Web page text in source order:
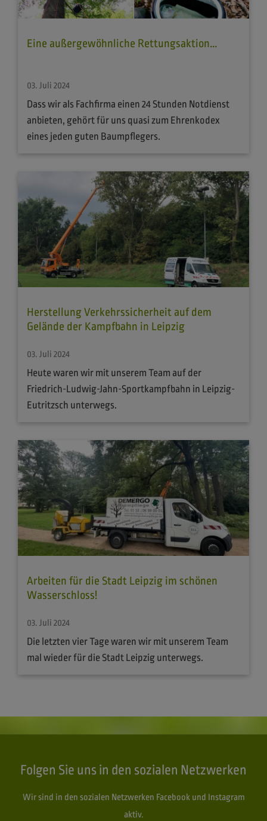
Eine außergewöhnliche Rettungsaktion...
03. Juli 2024
Dass wir als Fachfirma einen 24 Stunden Notdienst
anbieten, gehört für uns quasi zum Ehrenkodex
eines jeden guten Baumpflegers.
Herstellung Verkehrssicherheit auf dem
Gelände der Kampfbahn in Leipzig
03. Juli 2024
Heute waren wir mit unserem Team auf der
Friedrich-Ludwig-Jahn-Sportkampfbahn in Leipzig-
Eutritzsch unterwegs.
Arbeiten für die Stadt Leipzig im schönen
Wasserschloss!
03. Juli 2024
Die letzten vier Tage waren wir mit unserem Team
mal wieder für die Stadt Leipzig unterwegs.
Folgen Sie uns in den sozialen Netzwerken
Wir sind in den sozialen Netzwerken Facebook und Instagram
aktiv.